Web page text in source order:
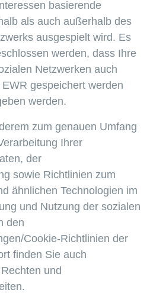
basierende
als auch außerhalb des
ausgespielt wird. Es
werden, dass Ihre
Netzwerken auch
gespeichert werden
werden.
zum genauen Umfang
Ihrer
der
sowie Richtlinien zum
ähnlichen Technologien im
und Nutzung der sozialen
den
Cookie-Richtlinien der
finden Sie auch
und